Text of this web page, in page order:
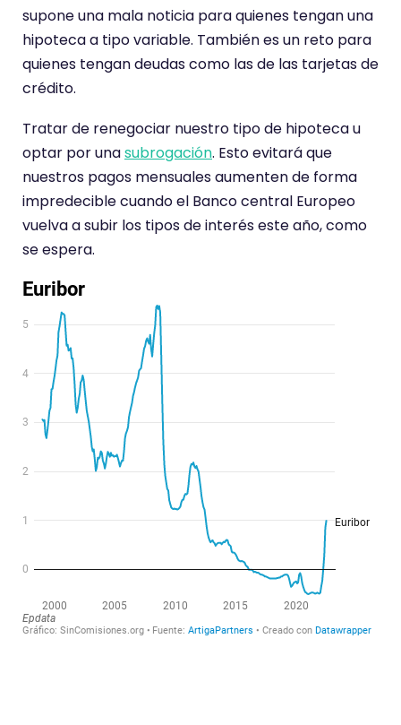
supone una mala noticia para quienes tengan una
hipoteca a tipo variable. También es un reto para
quienes tengan deudas como las de las tarjetas de
crédito.
Tratar de renegociar nuestro tipo de hipoteca u
optar por unasubrogación. Esto evitará que
nuestros pagos mensuales aumenten de forma
impredecible cuando el Banco central Europeo
vuelva a subir los tipos de interés este año, como
se espera.